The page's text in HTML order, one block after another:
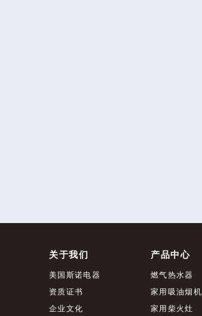
关于我们
美国斯诺电器
资质证书
企业文化
产品中心
燃气热水器
家用吸油烟机
家用柴火灶